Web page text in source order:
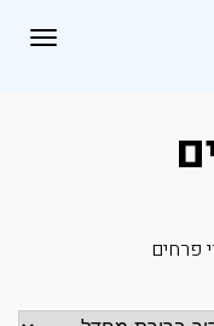
פרחים